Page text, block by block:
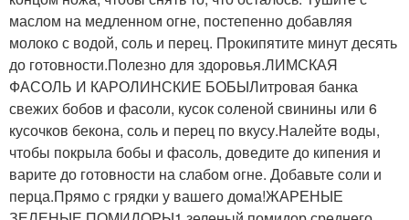
маслом на медленном огне, постепенно добавляя
молоко с водой, соль и перец. Прокипятите минут десять
до готовности.Полезно для здоровья.ЛИМСКАЯ
ФАСОЛЬ И КАРОЛИНСКИЕ БОБЫЛитровая банка
свежих бобов и фасоли, кусок соленой свинины или 6
кусочков бекона, соль и перец по вкусу.Налейте воды,
чтобы покрыла бобы и фасоль, доведите до кипения и
варите до готовности на слабом огне. Добавьте соли и
перца.Прямо с грядки у вашего дома!ЖАРЕНЫЕ